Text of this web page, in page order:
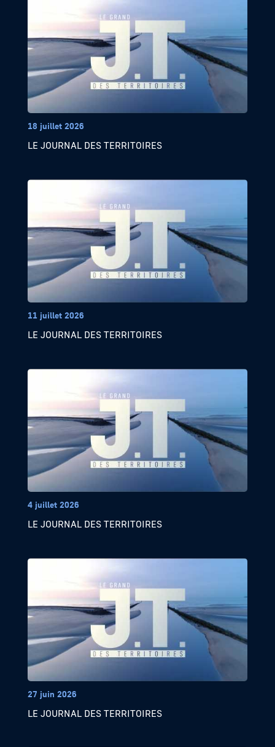
18 juillet 2026
LE JOURNAL DES TERRITOIRES
11 juillet 2026
LE JOURNAL DES TERRITOIRES
4 juillet 2026
LE JOURNAL DES TERRITOIRES
27 juin 2026
LE JOURNAL DES TERRITOIRES